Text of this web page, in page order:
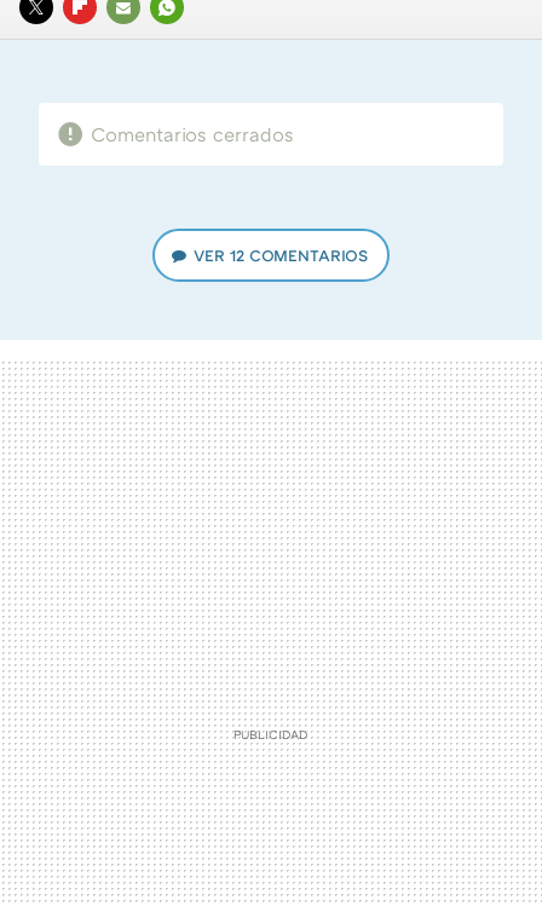
TWITTERFLIPBOARD
E-
WHATSAPP
Comentarios cerrados
VER 12 COMENTARIOS